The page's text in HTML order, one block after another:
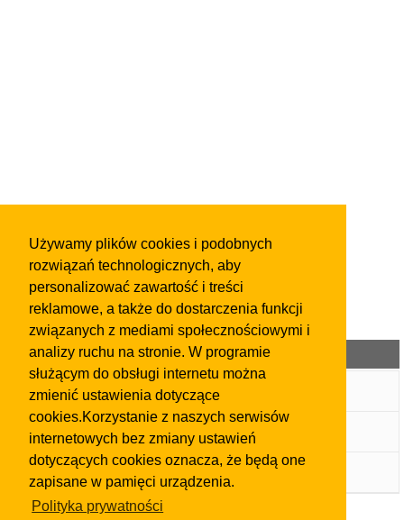
Używamy plików cookies i podobnych
rozwiązań technologicznych, aby
personalizować zawartość i treści
reklamowe, a także do dostarczenia funkcji
związanych z mediami społecznościowymi i
analizy ruchu na stronie. W programie
służącym do obsługi internetu można
zmienić ustawienia dotyczące
cookies.Korzystanie z naszych serwisów
internetowych bez zmiany ustawień
dotyczących cookies oznacza, że będą one
zapisane w pamięci urządzenia.
Polityka prywatności
Kategorie ogłoszeń
Główna
E-sklep Oriflame
Pozostałe